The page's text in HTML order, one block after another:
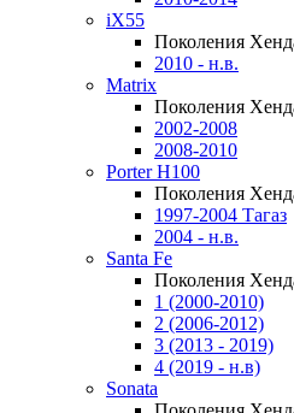
iX55
Поколения
2010 - н.в.
Matrix
Поколения
2002-2008
2008-2010
Porter H100
Поколения
1997-2004 Тагаз
2004 - н.в.
Santa Fe
Поколения
1 (2000-2010)
2 (2006-2012)
3 (2013 - 2019)
4 (2019 - н.в)
Sonata